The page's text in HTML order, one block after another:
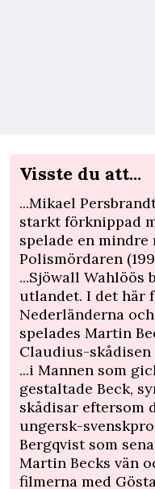
Visste du att...
...Mikael
starkt förknippad
spelade en
Polismördaren
...Sjöwall Wahlöös
utlandet. I det här
Nederländerna
spelades Martin
Claudius-skådisen
...i Mannen som
gestaltade Beck,
skådisar eftersom
ungersk-
Bergqvist som
Martin Becks vän
filmerna med